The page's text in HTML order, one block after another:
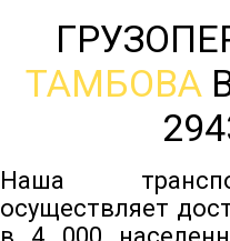
ТАМБОВА
Наша
осуществляет